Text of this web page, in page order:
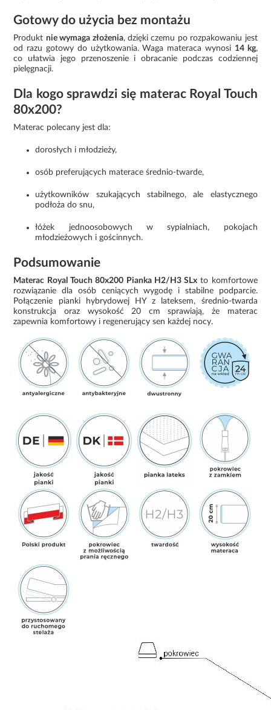
Gotowy do użycia bez montażu
Produkt nie wymaga złożenia, dzięki czemu po rozpakowaniu jest
od razu gotowy do użytkowania. Waga materaca wynosi 14 kg,
co ułatwia jego przenoszenie i obracanie podczas codziennej
pielęgnacji.
Dla kogo sprawdzi się materac Royal Touch
80x200?
Materac polecany jest dla:
dorosłych i młodzieży,
osób preferujących materace średnio-twarde,
użytkowników szukających stabilnego, ale elastycznego
podłoża do snu,
łóżek jednoosobowych w sypialniach, pokojach
młodzieżowych i gościnnych.
Podsumowanie
Materac Royal Touch 80x200 Pianka H2/H3 SLx to komfortowe
rozwiązanie dla osób ceniących wygodę i stabilne podparcie.
Połączenie pianki hybrydowej HY z lateksem, średnio-twarda
konstrukcja oraz wysokość 20 cm sprawiają, że materac
zapewnia komfortowy i regenerujący sen każdej nocy.